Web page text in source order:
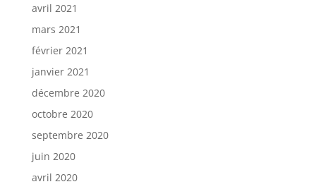
avril 2021
mars 2021
février 2021
janvier 2021
décembre 2020
octobre 2020
septembre 2020
juin 2020
avril 2020